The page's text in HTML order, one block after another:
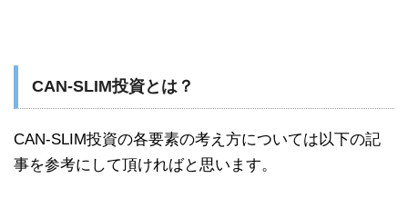
CAN-SLIM投資とは？
CAN-SLIM投資の各要素の考え方については以下の記
事を参考にして頂ければと思います。